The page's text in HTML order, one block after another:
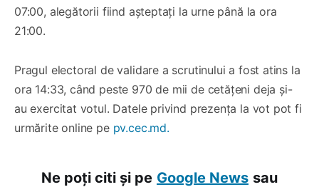
07:00, alegătorii fiind așteptați la urne până la ora
21:00.
Pragul electoral de validare a scrutinului a fost atins la
ora 14:33, când peste 970 de mii de cetățeni deja și-
au exercitat votul. Datele privind prezența la vot pot fi
urmărite online pe pv.cec.md.
Ne poți citi și pe Google News sau